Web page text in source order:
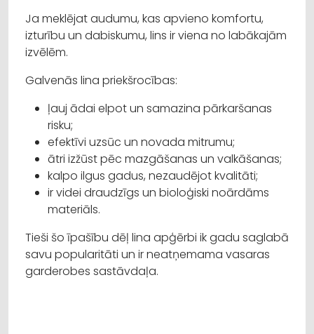
Ja meklējat audumu, kas apvieno komfortu,
izturību un dabiskumu, lins ir viena no labākajām
izvēlēm.
Galvenās lina priekšrocības:
ļauj ādai elpot un samazina pārkaršanas
risku;
efektīvi uzsūc un novada mitrumu;
ātri izžūst pēc mazgāšanas un valkāšanas;
kalpo ilgus gadus, nezaudējot kvalitāti;
ir videi draudzīgs un bioloģiski noārdāms
materiāls.
Tieši šo īpašību dēļ lina apģērbi ik gadu saglabā
savu popularitāti un ir neatņemama vasaras
garderobes sastāvdaļa.